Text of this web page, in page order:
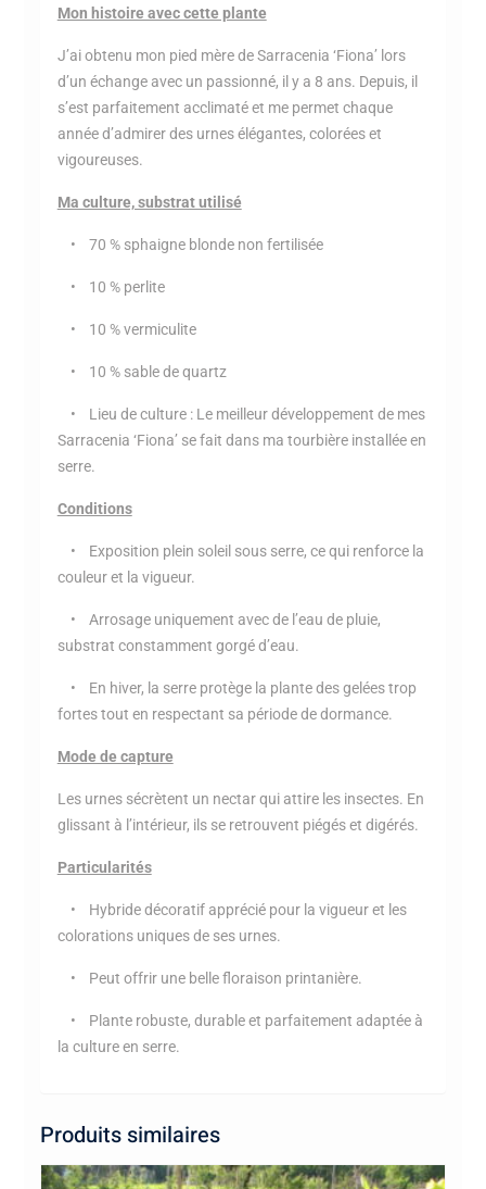
Mon histoire avec cette plante
J’ai obtenu mon pied mère de Sarracenia ‘Fiona’ lors
d’un échange avec un passionné, il y a 8 ans. Depuis, il
s’est parfaitement acclimaté et me permet chaque
année d’admirer des urnes élégantes, colorées et
vigoureuses.
Ma culture, substrat utilisé
• 70 % sphaigne blonde non fertilisée
• 10 % perlite
• 10 % vermiculite
• 10 % sable de quartz
• Lieu de culture : Le meilleur développement de mes
Sarracenia ‘Fiona’ se fait dans ma tourbière installée en
serre.
Conditions
• Exposition plein soleil sous serre, ce qui renforce la
couleur et la vigueur.
• Arrosage uniquement avec de l’eau de pluie,
substrat constamment gorgé d’eau.
• En hiver, la serre protège la plante des gelées trop
fortes tout en respectant sa période de dormance.
Mode de capture
Les urnes sécrètent un nectar qui attire les insectes. En
glissant à l’intérieur, ils se retrouvent piégés et digérés.
Particularités
• Hybride décoratif apprécié pour la vigueur et les
colorations uniques de ses urnes.
• Peut offrir une belle floraison printanière.
• Plante robuste, durable et parfaitement adaptée à
la culture en serre.
Produits similaires